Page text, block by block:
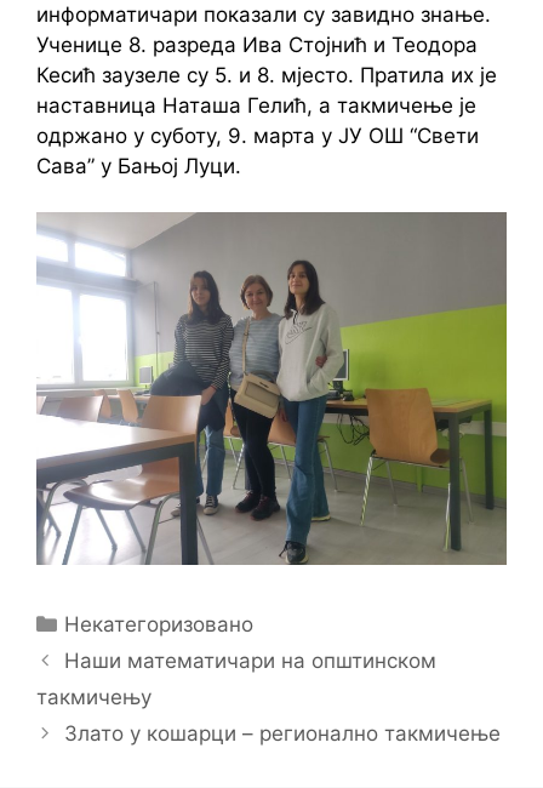
информатичари показали су завидно знање.
Ученице 8. разреда Ива Стојнић и Теодора
Кесић заузеле су 5. и 8. мјесто. Пратила их је
наставница Наташа Гелић, а такмичење је
одржано у суботу, 9. марта у ЈУ ОШ “Свети
Сава” у Бањој Луци.
Categories
Некатегоризовано
Наши математичари на општинском
такмичењу
Злато у кошарци – регионално такмичење